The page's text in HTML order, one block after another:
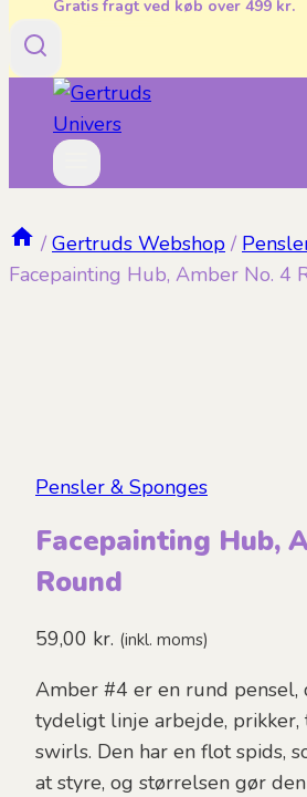
Gratis fragt ved køb over 499 kr.
/ Gertruds Webshop /
Facepainting Hub, Amber No. 4
Pensler & Sponges
Facepainting Hub,
Round
59,00 kr. (inkl. moms)
Amber #4 er en rund
tydeligt linje arbejde, prikker,
swirls. Den har en flot spids,
at styre, og størrelsen gør